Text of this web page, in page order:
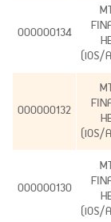
000000134
(iOS/
000000132
(iOS/
000000130
(iOS/